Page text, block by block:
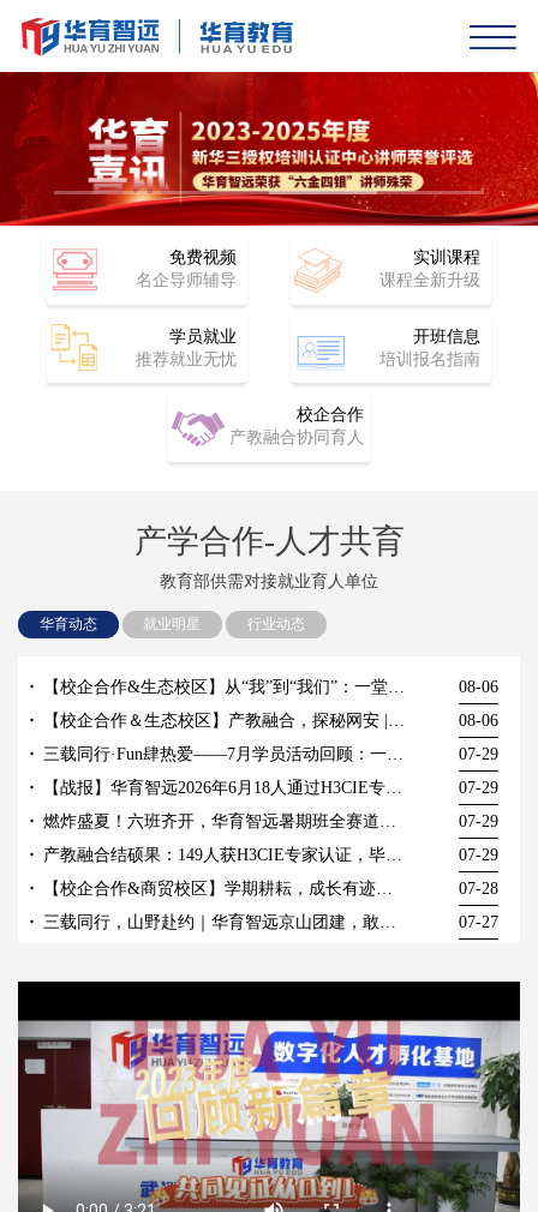
免费视频
名企导师辅导
实训课程
课程全新升级
学员就业
推荐就业无忧
开班信息
培训报名指南
校企合作
产教融合协同育人
产学合作-人才共育
教育部供需对接就业育人单位
华育动态 就业明星 行业动态
【校企合作&生态校区】从“我”到“我们”：一堂户外拓展职素课带来的成长蜕变
08-06
08-06
三载同行·Fun肆热爱——7月学员活动回顾：一场笑到肚子疼的周年趴！
07-29
【战报】华育智远2026年6月18人通过H3CIE专家认证考试！
07-29
07-29
产教融合结硕果：149人获H3CIE专家认证，毕业生起薪6000+，五年月入过万
07-29
【校企合作&商贸校区】学期耕耘，成长有迹｜一场复盘与表彰并重的期末总结
07-28
07-27